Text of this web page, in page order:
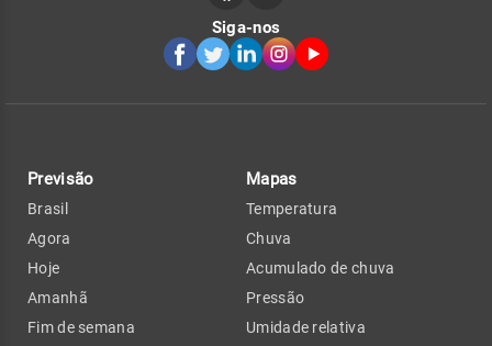
Siga-nos
Previsão
Brasil
Agora
Hoje
Amanhã
Fim de semana
Mapas
Temperatura
Chuva
Acumulado de chuva
Pressão
Umidade relativa